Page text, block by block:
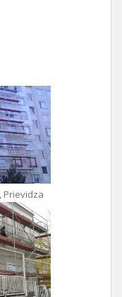
Prievidza